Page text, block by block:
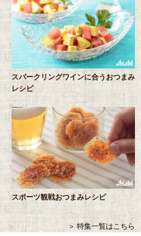
スパークリングワインに合うおつまみ
レシピ
スポーツ観戦おつまみレシピ
＞ 特集一覧はこちら